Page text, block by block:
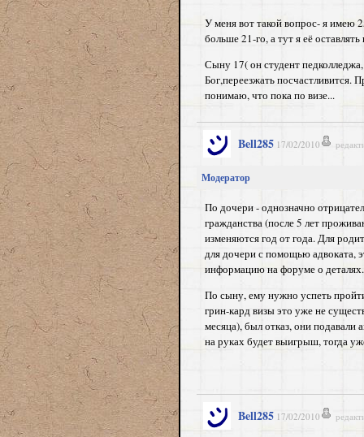
У меня вот такой вопрос- я имею
больше 21-го, а тут я её
Сыну 17( он студент
Бог,переезжать посчастливится.
понимаю, что пока по визе...
Bell285 17/02/2010
Модератор
По дочери - однозначно
гражданства (после 5 лет
изменяются год от года. Для
для дочери с помощью адвоката,
информацию на форуме о деталях.
По сыну, ему нужно успеть
грин-кард визы это уже не
месяца), был отказ, они
на руках будет выигрыш, тогда
Bell285 17/02/2010